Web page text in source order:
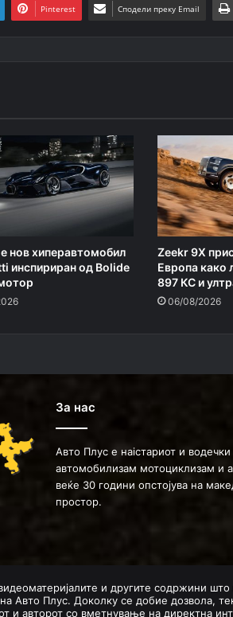
Pinterest Сподели преку Email
нов хиперавтомобил
инспириран од Bolide
Zeekr 9X
Европа како
897 КС и
06/08/2026
За нас
Авто Плус е наістариот и
автомобилизам мотоциклизам и
веќе 30 години опстојува на
простор.
и другите содржини
Авто Плус. Доколку се добие дозвола,
и авторот со вметнување на директна